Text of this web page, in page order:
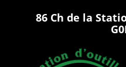
86 Ch de la